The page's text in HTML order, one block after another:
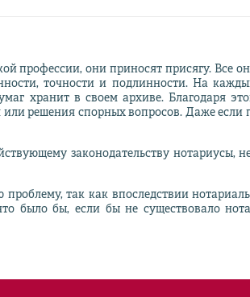
профессии, они приносят присягу. Все
точности и подлинности. На
хранит в своем архиве. Благодаря
решения спорных вопросов. Даже если
законодательству нотариусы,
так как впоследствии
было бы, если бы не существовало